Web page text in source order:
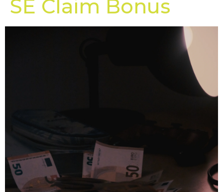
SE Claim Bonus